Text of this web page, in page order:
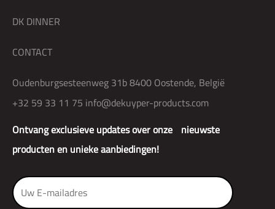
Ontvang exclusieve updates over onze nieuwste
producten en unieke aanbiedingen!
DK DINNER
CONTACT
Oudenburgsesteenweg 31b 8400 Oostende, België
+32 59 33 11 75 info@dekuyper-products.com